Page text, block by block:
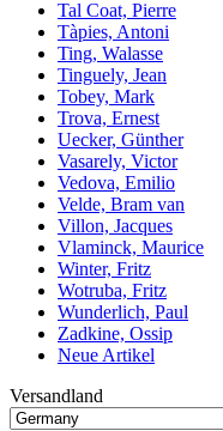
Tal Coat, Pierre
Tàpies, Antoni
Ting, Walasse
Tinguely, Jean
Tobey, Mark
Trova, Ernest
Uecker, Günther
Vasarely, Victor
Vedova, Emilio
Velde, Bram van
Villon, Jacques
Vlaminck, Maurice
Winter, Fritz
Wotruba, Fritz
Wunderlich, Paul
Zadkine, Ossip
Neue Artikel
Versandland